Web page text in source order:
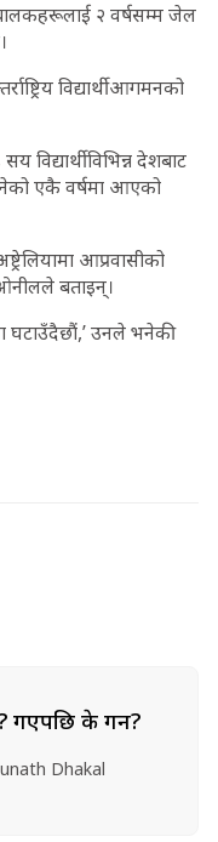
२ वर्षसम्म जेल
विद्यार्थी आगमनको
विद्यार्थी विभिन्न देशबाट
एकै वर्षमा आएको
आप्रवासीको
बताइन्।
घटाउँदैछौं,’ उनले भनेकी
गएपछि के गर्ने?
Dhakal